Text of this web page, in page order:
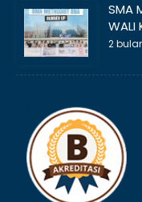
SMA
WALI
2